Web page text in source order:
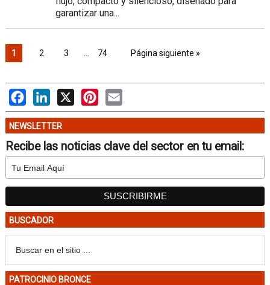
garantizar una...
1 2 3 74 Página siguiente »
FacebookLinkedIn
X PinterestEmail
NEWSLETTER
Recibe las noticias clave del sector en tu email:
BUSCADOR
PATROCINIO BRONCE